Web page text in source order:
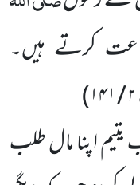
کرتے ہیں۔
۲/۱۴۱)
اپنا مال طلب